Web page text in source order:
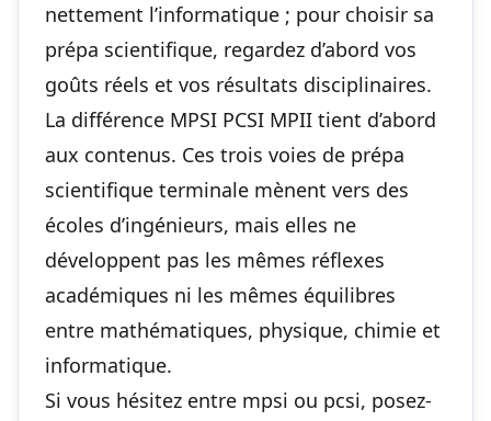
nettement l’informatique ; pour choisir sa
prépa scientifique, regardez d’abord vos
goûts réels et vos résultats disciplinaires.
La différence MPSI PCSI MPII tient d’abord
aux contenus. Ces trois voies de prépa
scientifique terminale mènent vers des
écoles d’ingénieurs, mais elles ne
développent pas les mêmes réflexes
académiques ni les mêmes équilibres
entre mathématiques, physique, chimie et
informatique.
Si vous hésitez entre mpsi ou pcsi, posez-